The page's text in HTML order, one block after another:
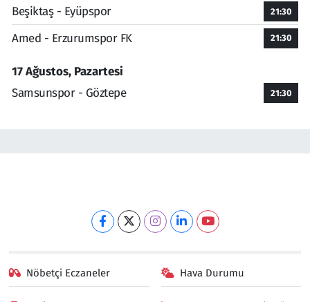
Beşiktaş - Eyüpspor 21:30
Amed - Erzurumspor FK 21:30
17 Ağustos, Pazartesi
Samsunspor - Göztepe
21:30
Nöbetçi Eczaneler Hava Durumu